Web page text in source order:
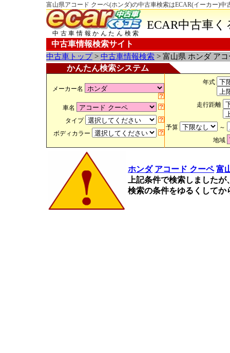
富山県アコード クーペ(ホンダ)の中古車検索はECAR(イーカー)中
中古車情報かんたん検索
ECAR中古車
中古車情報検索サイト
中古車トップ> 中古車情報検索 > 富山県 ホンダ ア
かんたん検索システム
メーカー名
車名
タイプ
ボディカラー
年式
走行距離
予算
～
地域
ホンダ アコード クーペ 富
上記条件で検索しました
検索の条件をゆるくして